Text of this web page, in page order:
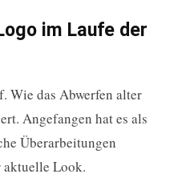
im Laufe der
Wie das Abwerfen alter
Angefangen hat es als
Überarbeitungen
aktuelle Look.